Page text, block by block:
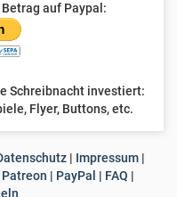
auf Paypal:
Schreibnacht investiert:
Flyer, Buttons, etc.
| Impressum |
Patreon | PayPal | FAQ |